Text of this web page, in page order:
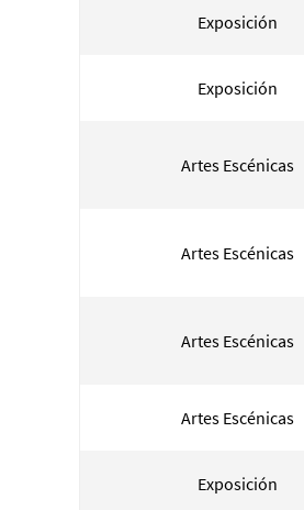
Exposición
Exposición
Artes Escénicas
Artes Escénicas
Artes Escénicas
Artes Escénicas
Exposición